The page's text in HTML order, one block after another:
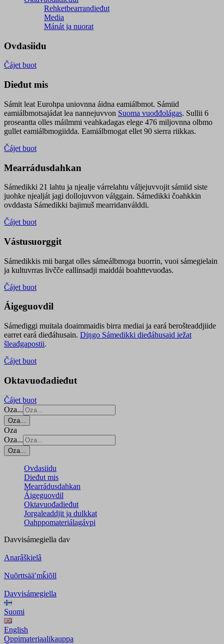
Rehketbearrandieđut
Media
Mánát ja nuorat
Ovdasiidu
Čájet buot
Dieđut mis
Sámit leat Eurohpa uniovnna áidna eamiálbmot. Sámiid
eamiálbmotsajádat lea nannejuvvon Suoma vuođđolágas. Sullii 6
proseantta olles máilmmi veahkadagas elege 476 miljovnna olbmo
gullet eamiálbmogiidda. Eamiálbmogat ellet 90 sierra riikkas.
Čájet buot
Mearrádusdahkan
Sámedikki 21 lahtu ja njealje várrelahtu váljejuvvojit sámiid siste
juohke njealját jagi dollojuvvon válggain. Sámedikki čoahkkin
ovddasta Sámedikki bajimuš mearridanválddi.
Čájet buot
Vástusuorggit
Sámedikkis mii bargat olles sámeálbmoga buorrin, vuoi sámegielain
ja kultuvrras livčče eallinsadji maiddái boahttevuođas.
Čájet buot
Áigeguovdil
Sámediggi muitala doaimmaidis birra mediai ja eará berošteaddjiide
earret eará dieđáhusain. Diŋgo Sámedikki dieđáhusaid iežat
šleađgapostii.
Čájet buot
Oktavuođadieđut
Čájet buot
Oza...
Oza...
Oza
Oza...
Oza...
Ovdasiidu
Dieđut mis
Mearrádusdahkan
Áigeguovdil
Oktavuođadieđut
Jorgaleaddjit ja dulkkat
Oahppomateriálagávpi
Davvisámegiella dav
Anarâškielâ
Nuõrttsääʹmǩiõll
Davvisámegiella
Suomi
English
Oppimateriaalikauppa